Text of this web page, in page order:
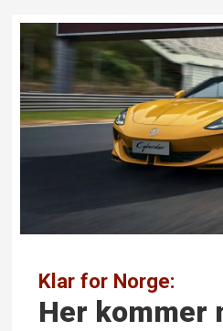
Klar for Norge:
Her kommer